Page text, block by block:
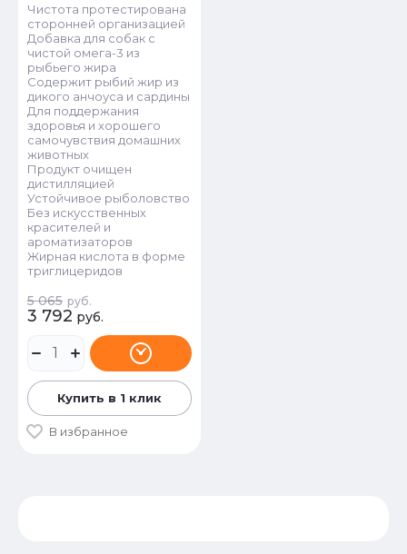
Чистота протестирована
сторонней организацией
Добавка для собак с
чистой омега-3 из
рыбьего жира
Содержит рыбий жир из
дикого анчоуса и сардины
Для поддержания
здоровья и хорошего
самочувствия домашних
животных
Продукт очищен
дистилляцией
Устойчивое рыболовство
Без искусственных
красителей и
ароматизаторов
Жирная кислота в форме
триглицеридов
5 065 руб.
3 792 руб.
Купить в 1 клик
В избранное